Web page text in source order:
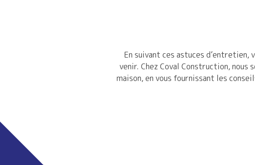
En suivant ces astuces d’entretien,
venir. Chez Coval Construction, nous
maison, en vous fournissant les